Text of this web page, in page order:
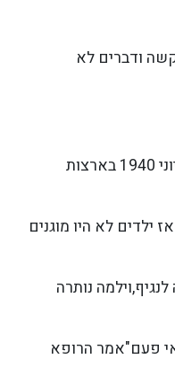
ודברים לא
וילמה גלודין רודולף נולדה ב-23 ביוני 1940 בארצות
ילדים לא היו מוגנים
נותרה
פעם"אמר הרופא